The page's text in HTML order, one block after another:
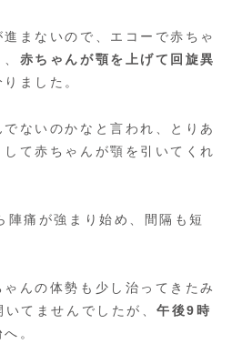
まないので、エコーで赤ちゃ
赤ちゃんが顎を上げて回旋異
ました。
ないのかなと言われ、とりあ
て赤ちゃんが顎を引いてくれ
痛が強まり始め、間隔も短
んの体勢も少し治ってきたみ
てませんでしたが、午後9時
へ。